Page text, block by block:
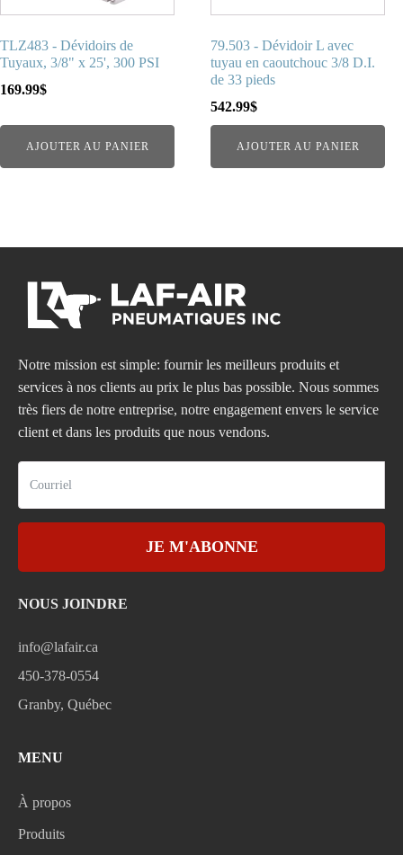
TLZ483 - Dévidoirs de
Tuyaux, 3/8" x 25', 300 PSI
169.99$
AJOUTER AU PANIER
79.503 - Dévidoir L avec
tuyau en caoutchouc 3/8 D.I.
de 33 pieds
542.99$
AJOUTER AU PANIER
Notre mission est simple: fournir les meilleurs produits et
services à nos clients au prix le plus bas possible. Nous sommes
très fiers de notre entreprise, notre engagement envers le service
client et dans les produits que nous vendons.
JE M'ABONNE
NOUS JOINDRE
info@lafair.ca
450-378-0554
Granby, Québec
MENU
À propos
Produits